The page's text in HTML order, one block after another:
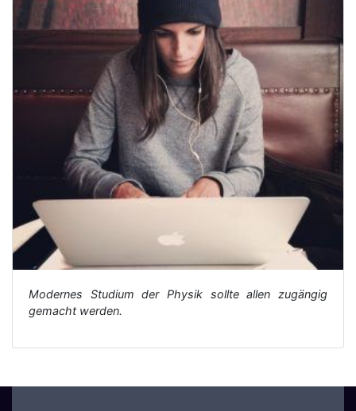
Modernes Studium der Physik sollte allen zugängig
gemacht werden.